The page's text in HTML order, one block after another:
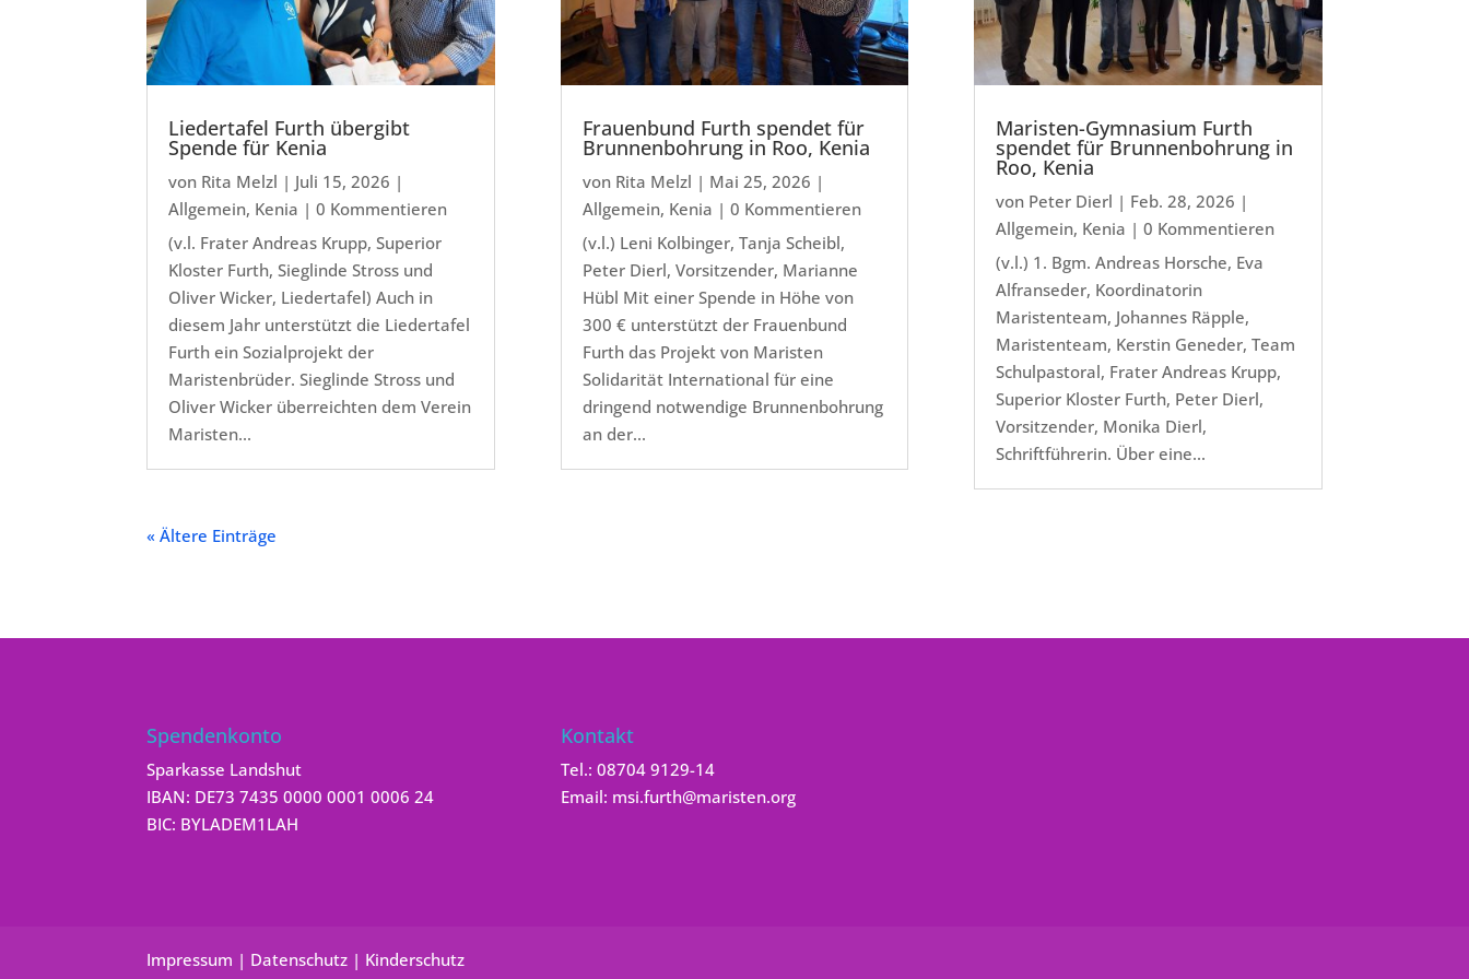
Liedertafel Furth übergibt
Spende für Kenia
von Rita Melzl | Juli 15, 2026 |
Allgemein, Kenia | 0 Kommentieren
(v.l. Frater Andreas Krupp, Superior
Kloster Furth, Sieglinde Stross und
Oliver Wicker, Liedertafel) Auch in
diesem Jahr unterstützt die Liedertafel
Furth ein Sozialprojekt der
Maristenbrüder. Sieglinde Stross und
Oliver Wicker überreichten dem Verein
Maristen...
Frauenbund Furth spendet für
Brunnenbohrung in Roo, Kenia
von Rita Melzl | Mai 25, 2026 |
Allgemein, Kenia | 0 Kommentieren
(v.l.) Leni Kolbinger, Tanja Scheibl,
Peter Dierl, Vorsitzender, Marianne
Hübl Mit einer Spende in Höhe von
300 € unterstützt der Frauenbund
Furth das Projekt von Maristen
Solidarität International für eine
dringend notwendige Brunnenbohrung
an der...
Maristen-Gymnasium Furth
spendet für Brunnenbohrung in
Roo, Kenia
von Peter Dierl | Feb. 28, 2026 |
Allgemein, Kenia | 0 Kommentieren
(v.l.) 1. Bgm. Andreas Horsche, Eva
Alfranseder, Koordinatorin
Maristenteam, Johannes Räpple,
Maristenteam, Kerstin Geneder, Team
Schulpastoral, Frater Andreas Krupp,
Superior Kloster Furth, Peter Dierl,
Vorsitzender, Monika Dierl,
Schriftführerin. Über eine...
« Ältere Einträge
Spendenkonto
Sparkasse Landshut
IBAN: DE73 7435 0000 0001 0006 24
BIC: BYLADEM1LAH
Kontakt
Tel.: 08704 9129-14
Email: msi.furth@maristen.org
Impressum | Datenschutz | Kinderschutz